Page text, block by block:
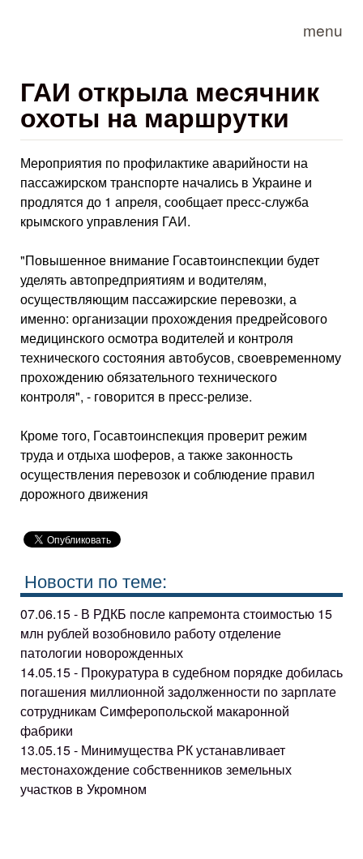
menu
ГАИ открыла месячник
охоты на маршрутки
Мероприятия по профилактике аварийности на
пассажирском транспорте начались в Украине и
продлятся до 1 апреля, сообщает пресс-служба
крымского управления ГАИ.
"Повышенное внимание Госавтоинспекции будет
уделять автопредприятиям и водителям,
осуществляющим пассажирские перевозки, а
именно: организации прохождения предрейсового
медицинского осмотра водителей и контроля
технического состояния автобусов, своевременному
прохождению обязательного технического
контроля", - говорится в пресс-релизе.
Кроме того, Госавтоинспекция проверит режим
труда и отдыха шоферов, а также законность
осуществления перевозок и соблюдение правил
дорожного движения
Новости по теме:
07.06.15 - В РДКБ после капремонта стоимостью 15
млн рублей возобновило работу отделение
патологии новорожденных
14.05.15 - Прокуратура в судебном порядке добилась
погашения миллионной задолженности по зарплате
сотрудникам Симферопольской макаронной
фабрики
13.05.15 - Минимущества РК устанавливает
местонахождение собственников земельных
участков в Укромном